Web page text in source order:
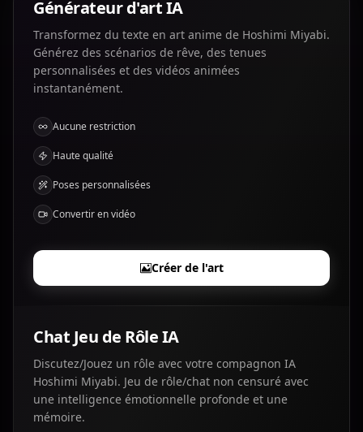
Générateur d'art IA
Transformez du texte en art anime de Hoshimi Miyabi.
Générez des scénarios de rêve, des tenues
personnalisées et des vidéos animées
instantanément.
Aucune restriction
Haute qualité
Poses personnalisées
Convertir en vidéo
Créer de l'art
Chat Jeu de Rôle IA
Discutez/Jouez un rôle avec votre compagnon IA
Hoshimi Miyabi. Jeu de rôle/chat non censuré avec
une intelligence émotionnelle profonde et une
mémoire.